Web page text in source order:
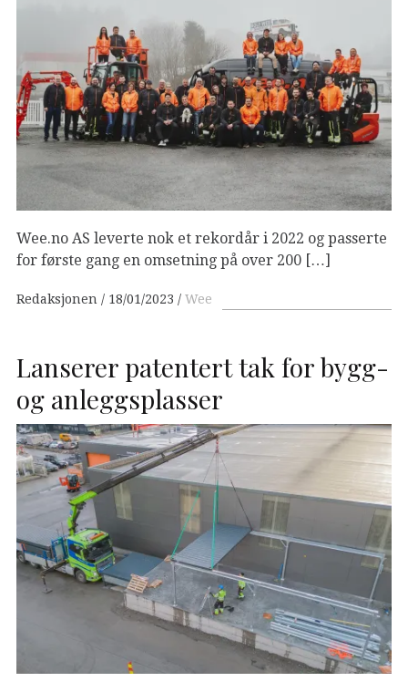
Wee.no AS leverte nok et rekordår i 2022 og passerte
for første gang en omsetning på over 200 […]
Redaksjonen 18/01/2023 Wee
Lanserer patentert tak for bygg-
og anleggsplasser